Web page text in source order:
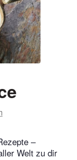
–
Welt zu dir